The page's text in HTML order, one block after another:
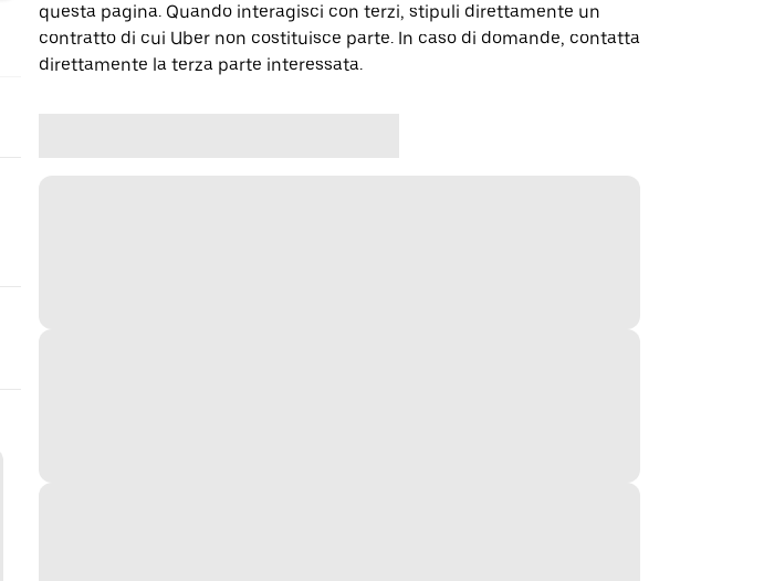
questa pagina. Quando interagisci con terzi, stipuli direttamente un
contratto di cui Uber non costituisce parte. In caso di domande, contatta
direttamente la terza parte interessata.